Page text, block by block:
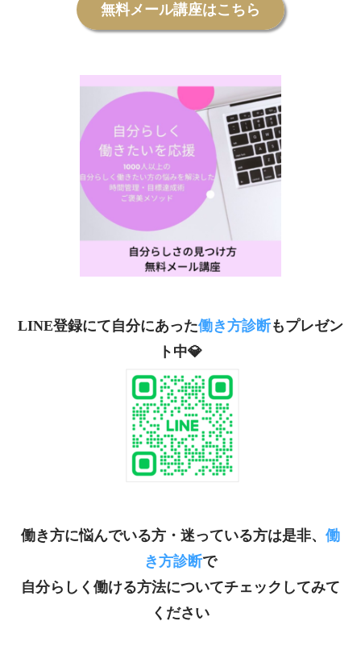
無料メール講座はこちら
LINE登録にて自分にあった働き方診断もプレゼン
ト中💎
働き方に悩んでいる方・迷っている方は是非、 働
き方診断で
自分らしく働ける方法についてチェックしてみて
ください